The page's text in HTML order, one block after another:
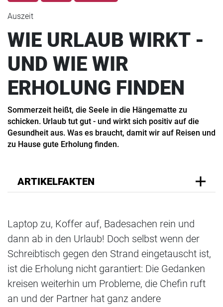
Auszeit
WIE URLAUB WIRKT -
UND WIE WIR
ERHOLUNG FINDEN
Sommerzeit heißt, die Seele in die Hängematte zu
schicken. Urlaub tut gut - und wirkt sich positiv auf die
Gesundheit aus. Was es braucht, damit wir auf Reisen und
zu Hause gute Erholung finden.
ARTIKELFAKTEN
Laptop zu, Koffer auf, Badesachen rein und
dann ab in den Urlaub! Doch selbst wenn der
Schreibtisch gegen den Strand eingetauscht ist,
ist die Erholung nicht garantiert: Die Gedanken
kreisen weiterhin um Probleme, die Chefin ruft
an und der Partner hat ganz andere